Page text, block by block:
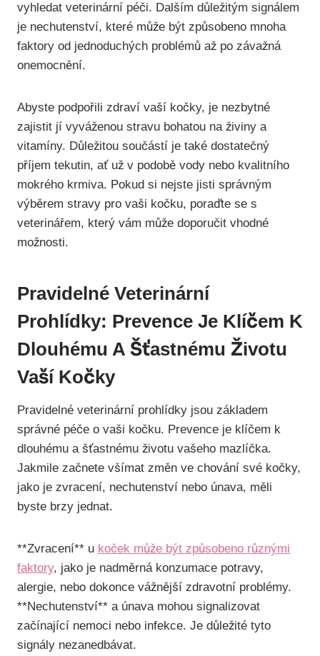
vyhledat veterinární péči. Dalším důležitým signálem
je nechutenství, které může být způsobeno mnoha
faktory od jednoduchých problémů až po závažná
onemocnění.
Abyste podpořili zdraví vaší kočky, je nezbytné
zajistit jí vyváženou stravu bohatou na živiny a
vitamíny. Důležitou součástí je také dostatečný
příjem tekutin, ať už v podobě vody nebo kvalitního
mokrého krmiva. Pokud si nejste jisti správným
výběrem stravy pro vaši kočku, poraďte se s
veterinářem, který vám může doporučit vhodné
možnosti.
Pravidelné Veterinární
Prohlídky: Prevence Je Klíčem K
Dlouhému A Šťastnému Životu
Vaší Kočky
Pravidelné veterinární prohlídky jsou základem
správné péče o vaši kočku. Prevence je klíčem k
dlouhému a šťastnému životu vašeho mazlíčka.
Jakmile začnete všímat změn ve chování své kočky,
jako je zvracení, nechutenství nebo únava, měli
byste brzy jednat.
**Zvracení** u koček může být způsobeno různými
faktory, jako je nadměrná konzumace potravy,
alergie, nebo dokonce vážnější zdravotní problémy.
**Nechutenství** a únava mohou signalizovat
začínající nemoci nebo infekce. Je důležité tyto
signály nezanedbávat.